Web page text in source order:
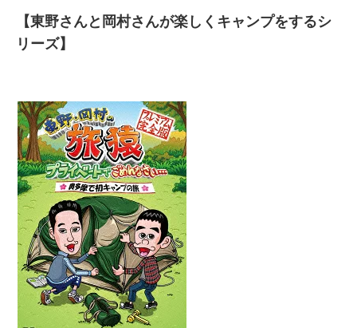
【東野さんと岡村さんが楽しくキャンプをするシ
リーズ】